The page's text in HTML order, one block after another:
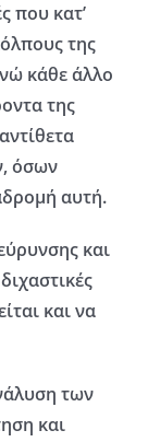
που κατ’
της
κάθε άλλο
της
όσων
αυτή.
και
και να
των
και